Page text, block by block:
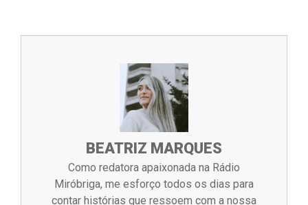
BEATRIZ MARQUES
Como redatora apaixonada na Rádio
Miróbriga, me esforço todos os dias para
contar histórias que ressoem com a nossa